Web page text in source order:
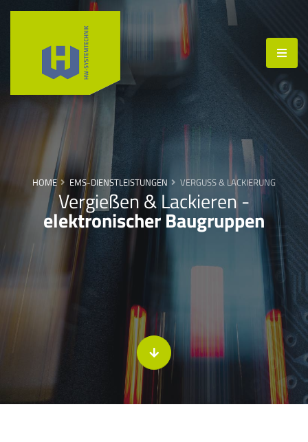
Vergießen & Lackieren -
elektronischer Baugruppen
HOME EMS-DIENSTLEISTUNGEN VERGUSS & LACKIERUNG